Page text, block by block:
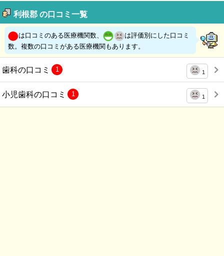
利根郡 の口コミ一覧
は口コミのある医療機関数、
は評価別にした口コミ
数。複数の口コミがある医療機関もあります。
歯科の口コミ 1
1
小児歯科の口コミ 1
1